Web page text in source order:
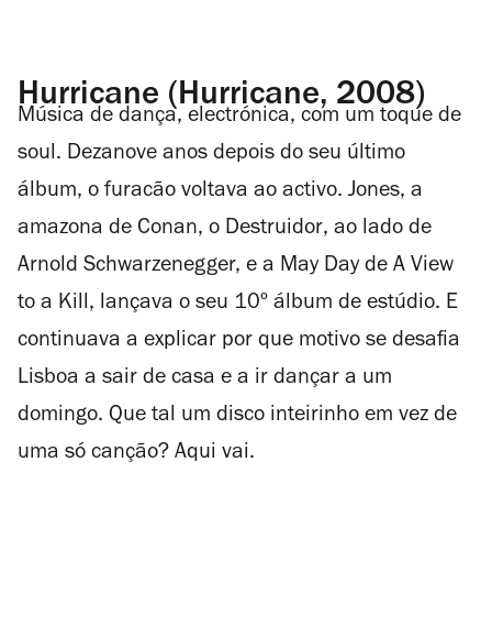
Hurricane (Hurricane, 2008)
Música de dança, electrónica, com um toque de
soul. Dezanove anos depois do seu último
álbum, o furacão voltava ao activo. Jones, a
amazona de Conan, o Destruidor, ao lado de
Arnold Schwarzenegger, e a May Day de A View
to a Kill, lançava o seu 10º álbum de estúdio. E
continuava a explicar por que motivo se desafia
Lisboa a sair de casa e a ir dançar a um
domingo. Que tal um disco inteirinho em vez de
uma só canção? Aqui vai.